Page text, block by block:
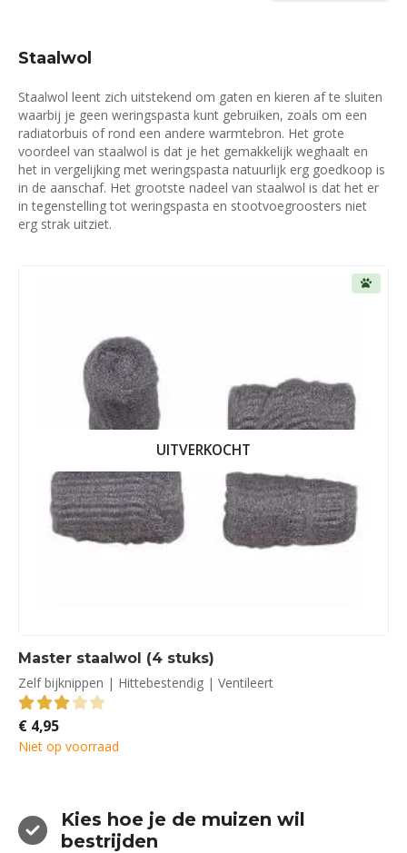
Staalwol
Staalwol leent zich uitstekend om gaten en kieren af te sluiten
waarbij je geen weringspasta kunt gebruiken, zoals om een
radiatorbuis of rond een andere warmtebron. Het grote
voordeel van staalwol is dat je het gemakkelijk weghaalt en
het in vergelijking met weringspasta natuurlijk erg goedkoop is
in de aanschaf. Het grootste nadeel van staalwol is dat het er
in tegenstelling tot weringspasta en stootvoegroosters niet
erg strak uitziet.
UITVERKOCHT
Master staalwol (4 stuks)
Zelf bijknippen | Hittebestendig | Ventileert
3.00out of 5
€ 4,95
Niet op voorraad
Kies hoe je de muizen wil
bestrijden